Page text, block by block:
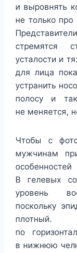
и выровнять
не только
стремятся
усталости и
для лица
устранить
полосу и
не меняется,
Чтобы с
мужчинам
В гелевых
уровень
поскольку
плотный.
по
в нижнюю